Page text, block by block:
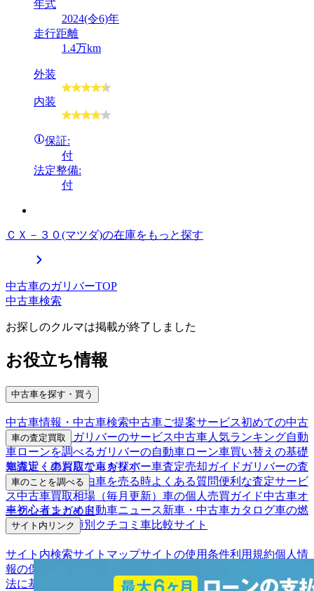
年式
2024(令6)年
走行距離
1.4万km
外装
内装
保証:
付
法定整備:
付
ＣＸ－３０(マツダ)の在庫をもっと探す
中古車のガリバーTOP
中古車検索
お探しのクルマは掲載が終了しました
お役立ち情報
中古車を探す・買う
中古車情報・中古車検索中古車ご提案サービス初めての中古
車購入ガイド
ガリバーのサービス中古車人気ランキング自動
車ローンを調べる ガリバーの自動車ローン車買い替えの基礎
知識近くのお店で車を探す
車の査定買取
車査定・車買取ならガリバー車査定売却ガイド ガリバーの査
定が選ばれる理由車を売る時よくある質問便利な査定サービ
ス中古車買取相場（毎月更新） 車の個人売買ガイド中古車オ
ークションガイド
車のことを調べる
車初心者まとめ自動車ニュース新車・中古車カタログ車の燃
費を調べる車種別クチコミ 車比較サイト
サイト内リンク
サイト内検索サイトマップサイトの使用条件利用規約個人情
報の保護について
法に基づく表示
アフィリエイトパートナー募集お客様の声会